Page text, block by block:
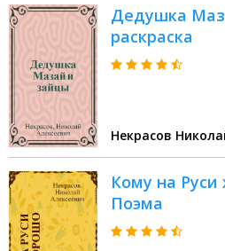
Дедушка
раскраска
Некрасов
Кому на
Поэма